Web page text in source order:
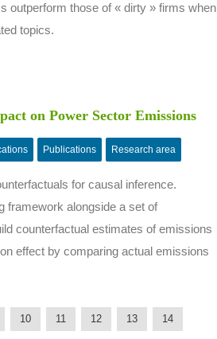
outperform those of « dirty » firms when
topics.
on Power Sector Emissions
Publications Research area
for causal inference.
framework alongside a set of
counterfactual estimates of emissions
effect by comparing actual emissions
10 11 12 13
14